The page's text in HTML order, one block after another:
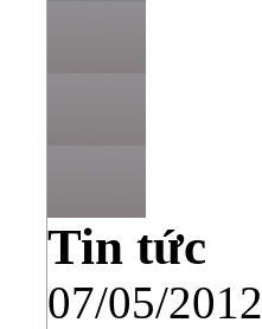
Tin tức
07/05/2012